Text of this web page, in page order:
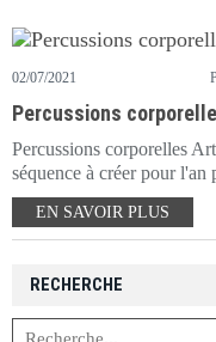
02/07/2021
Percussions
Percussions corporelles
séquence à créer pour l'an
EN SAVOIR PLUS
RECHERCHE